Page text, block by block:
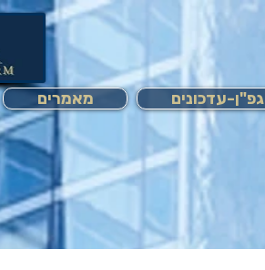
גפ"ן-עדכונים מאמרים